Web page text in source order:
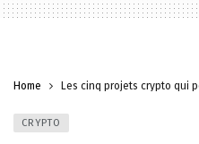
Home Les cinq projets crypto qui
CRYPTO